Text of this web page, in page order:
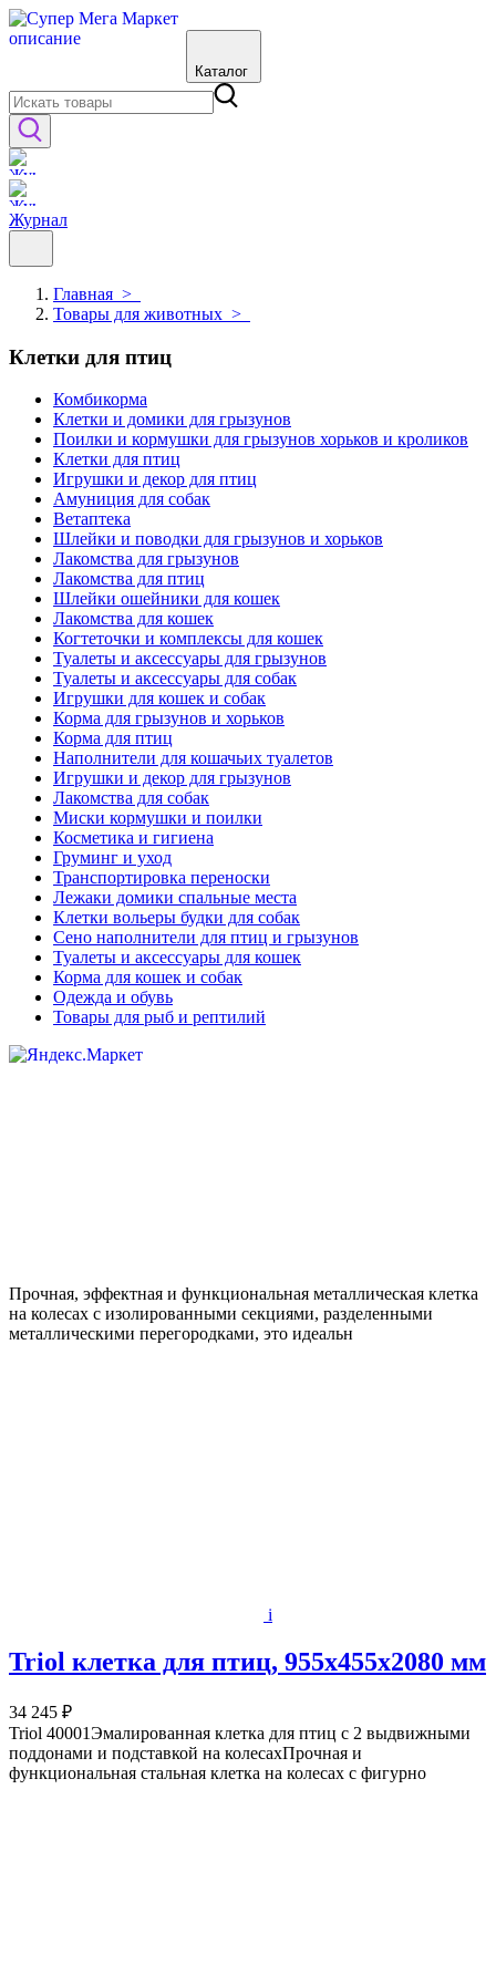
Каталог
Журнал
Главная >
Товары для животных >
Клетки для птиц
Комбикорма
Клетки и домики для грызунов
Поилки и кормушки для грызунов хорьков и кроликов
Клетки для птиц
Игрушки и декор для птиц
Амуниция для собак
Ветаптека
Шлейки и поводки для грызунов и хорьков
Лакомства для грызунов
Лакомства для птиц
Шлейки ошейники для кошек
Лакомства для кошек
Когтеточки и комплексы для кошек
Туалеты и аксессуары для грызунов
Туалеты и аксессуары для собак
Игрушки для кошек и собак
Корма для грызунов и хорьков
Корма для птиц
Наполнители для кошачьих туалетов
Игрушки и декор для грызунов
Лакомства для собак
Миски кормушки и поилки
Косметика и гигиена
Груминг и уход
Транспортировка переноски
Лежаки домики спальные места
Клетки вольеры будки для собак
Сено наполнители для птиц и грызунов
Туалеты и аксессуары для кошек
Корма для кошек и собак
Одежда и обувь
Товары для рыб и рептилий
Прочная, эффектная и функциональная металлическая клетка
на колесах с изолированными секциями, разделенными
металлическими перегородками, это идеальн
i
Triol клетка для птиц, 955х455х2080 мм
34 245 ₽
Triol 40001Эмалированная клетка для птиц с 2 выдвижными
поддонами и подставкой на колесахПрочная и
функциональная стальная клетка на колесах с фигурно